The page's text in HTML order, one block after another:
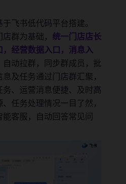
飞书低代码平台搭建。
群为基础， 统一门店店长
经营数据入口，消息入
自动拉群，同步群成员，批
及任务通过门店群汇聚，
、运营消息便捷、及时高
任务处理情况一目了然，
客服，自动回答常见问